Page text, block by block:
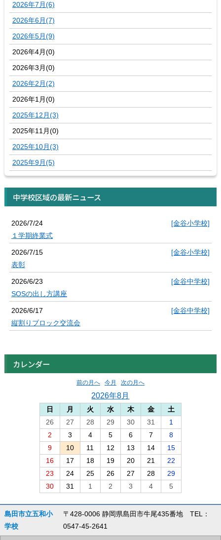
2026年7月(6)
2026年6月(7)
2026年5月(9)
2026年4月(0)
2026年3月(0)
2026年2月(2)
2026年1月(0)
2025年12月(3)
2025年11月(0)
2025年10月(3)
2025年9月(5)
中学校区域の最新ニュース
2026/7/24
[金谷小学校]
１学期終業式
2026/7/15
[金谷小学校]
表彰
2026/6/23
[金谷中学校]
SOSの出し方講座
2026/6/17
[金谷中学校]
縦割りブロック交流会
カレンダー
前の月へ 今月 次の月へ
2026年8月
日 月 火 水 木 金
土
26
27 28 29 30 31
1
2
3 4 5 6 7
8
9
10 11 12 13 14
15
16
17 18 19 20 21
22
23
24 25 26 27 28
29
30
31 1 2 3 4 5
島田市立五和小
学校
〒428-0006 静岡県島田市牛尾435番地 TEL：
0547-45-2641